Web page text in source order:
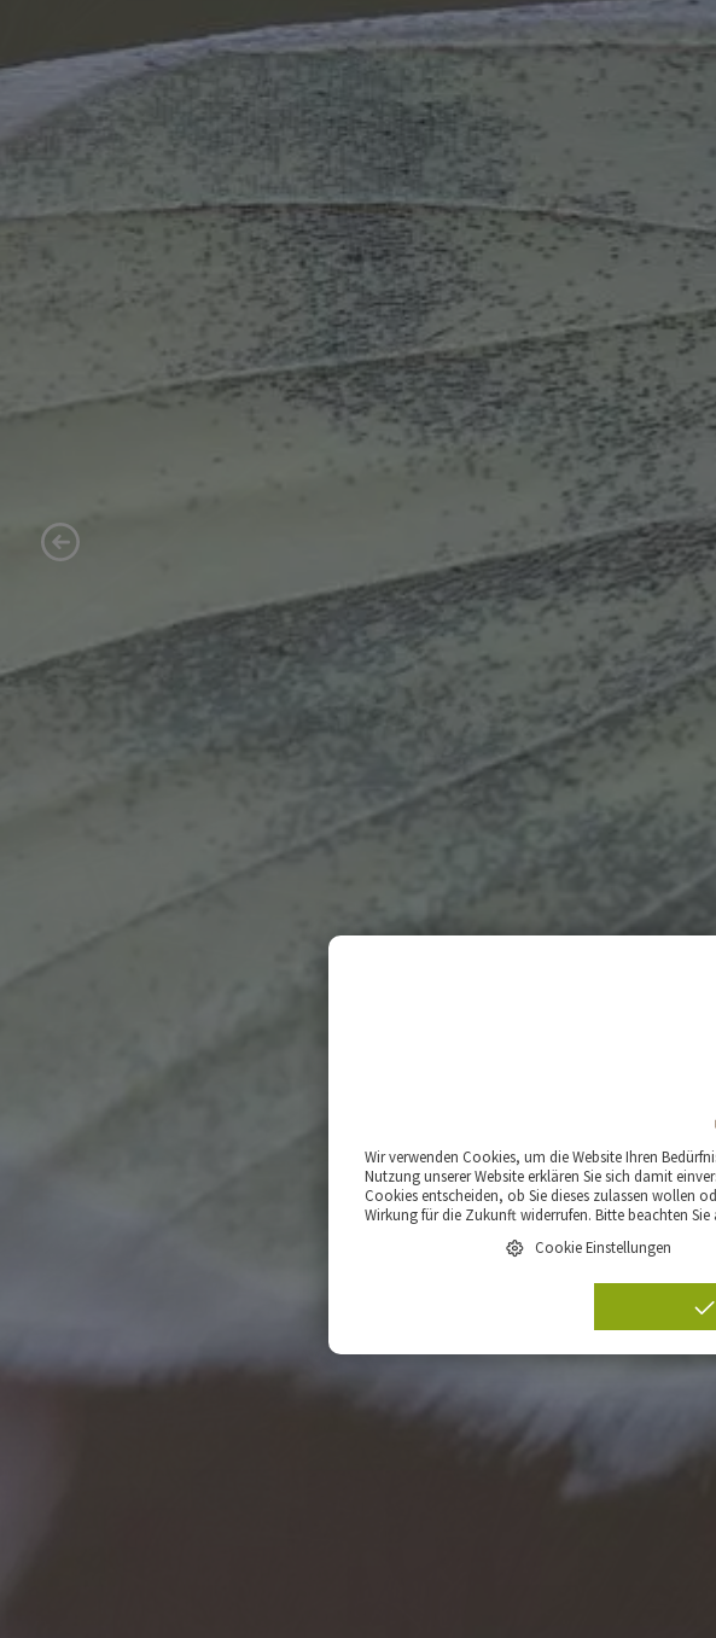
Wir verwenden Cookies, um die Website Ihren
Nutzung unserer Website erklären Sie sich damit
Cookies entscheiden, ob Sie dieses zulassen wollen
Wirkung für die Zukunft widerrufen. Bitte beachten Sie
Cookie Einstellungen